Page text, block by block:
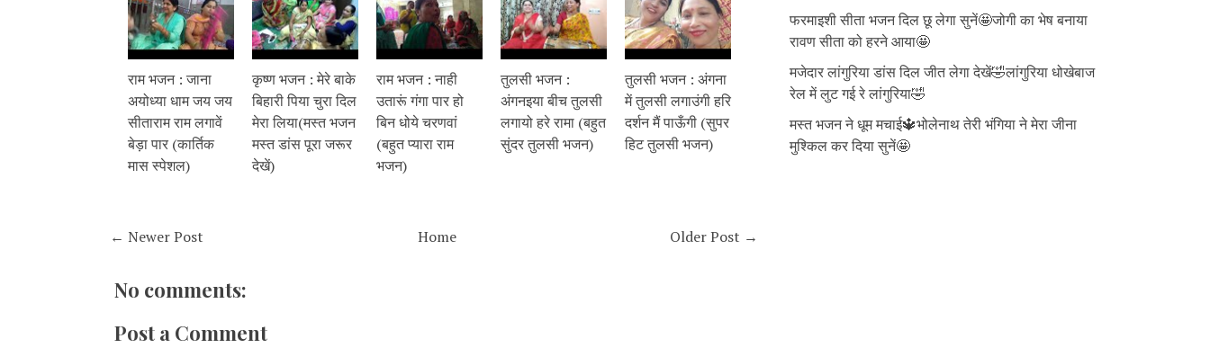
राम भजन : जाना
अयोध्या धाम जय जय
सीताराम राम लगावें
बेड़ा पार (कार्तिक
मास स्पेशल)
कृष्ण भजन : मेरे बाके
बिहारी पिया चुरा दिल
मेरा लिया(मस्त भजन
मस्त डांस पूरा जरूर
देखें)
राम भजन : नाही
उतारूं गंगा पार हो
बिन धोये चरणवां
(बहुत प्यारा राम
भजन)
तुलसी भजन :
अंगनइया बीच तुलसी
लगायो हरे रामा (बहुत
सुंदर तुलसी भजन)
तुलसी भजन : अंगना
में तुलसी लगाउंगी हरि
दर्शन मैं पाऊँगी (सुपर
हिट तुलसी भजन)
← Newer Post Older Post →
Home
No comments:
Post a Comment
फरमाइशी सीता भजन दिल छू लेगा सुनें🤩जोगी का भेष बनाया
रावण सीता को हरने आया🤩
मजेदार लांगुरिया डांस दिल जीत लेगा देखें🤣लांगुरिया धोखेबाज
रेल में लुट गई रे लांगुरिया🤣
मस्त भजन ने धूम मचाई🔱भोलेनाथ तेरी भंगिया ने मेरा जीना
मुश्किल कर दिया सुनें🤩